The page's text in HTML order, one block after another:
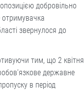
добровільно
звернулося до
тим, що 2 квітня
державне
в період